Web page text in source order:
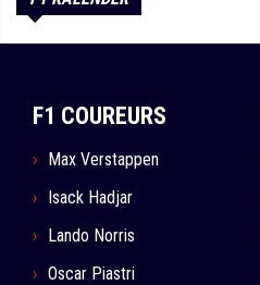
F1 COUREURS
Max Verstappen
Isack Hadjar
Lando Norris
Oscar Piastri